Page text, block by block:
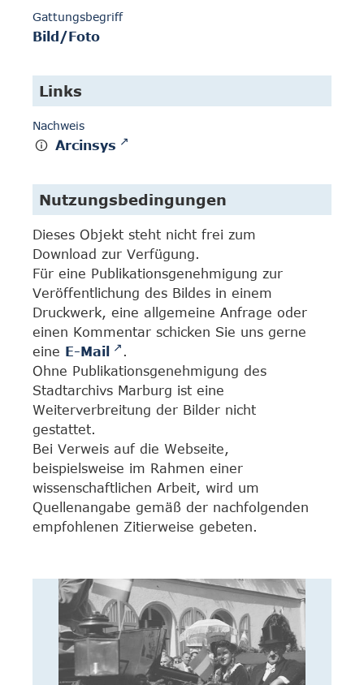
Gattungsbegriff
Bild/Foto
Links
Nachweis
Arcinsys
Nutzungsbedingungen
Dieses Objekt steht nicht frei zum
Download zur Verfügung.
Für eine Publikationsgenehmigung zur
Veröffentlichung des Bildes in einem
Druckwerk, eine allgemeine Anfrage oder
einen Kommentar schicken Sie uns gerne
eine E-Mail
.
Ohne Publikationsgenehmigung des
Stadtarchivs Marburg ist eine
Weiterverbreitung der Bilder nicht
gestattet.
Bei Verweis auf die Webseite,
beispielsweise im Rahmen einer
wissenschaftlichen Arbeit, wird um
Quellenangabe gemäß der nachfolgenden
empfohlenen Zitierweise gebeten.